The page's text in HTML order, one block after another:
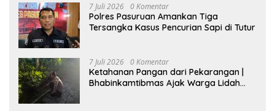
7 Juli 2026 0 Komentar
Polres Pasuruan Amankan Tiga
Tersangka Kasus Pencurian Sapi di Tutur
7 Juli 2026 0 Komentar
Ketahanan Pangan dari Pekarangan |
Bhabinkamtibmas Ajak Warga Lidah